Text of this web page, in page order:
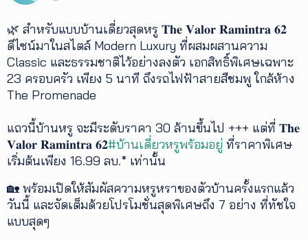
UpSkill
Podcast
เติม
ติดต่อ
เรา
เงื่อนไข
การ
ให้
บริการ
🌿 สำหรับแบบบ้านเดี่ยวสุดหรู 𝐓𝐡𝐞 𝐕𝐚𝐥𝐨𝐫 𝐑𝐚𝐦𝐢𝐧𝐭𝐫𝐚 𝟔𝟐
ดีไซน์มาในสไตล์ Modern Luxury ที่ผสมผสานความ
Classic และธรรมชาติไว้อย่างลงตัว เอกสิทธิ์พิเศษเฉพาะ
23 ครอบครัว เพียง 5 นาที ถึงรถไฟฟ้าสายสีชมพู ใกล้ห้าง
The Promenade
แถวนี้บ้านหรู จะมีระดับราคา 30 ล้านขึ้นไป +++ แต่ที่ 𝐓𝐡𝐞
𝐕𝐚𝐥𝐨𝐫 𝐑𝐚𝐦𝐢𝐧𝐭𝐫𝐚 𝟔𝟐#บ้านเดี่ยวหรูพร้อมอยู่ ที่ราคาพิเศษ
เริ่มต้นเพียง 16.99 ลบ.* เท่านั้น
🏡 พร้อมเปิดให้สัมผัสความหรูหราของตัวบ้านครั้งแรกแล้ว
วันนี้ และจัดเต็มด้วยโปรโมชั่นสุดพิเศษถึง 7 อย่าง ที่ทัชใจ
แบบสุดๆ